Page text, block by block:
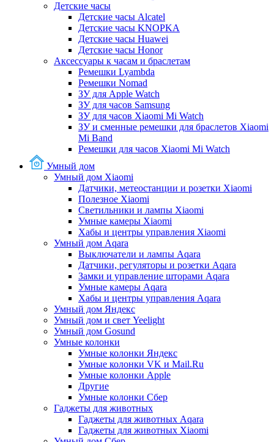
Детские часы
Детские часы Alcatel
Детские часы KNOPKA
Детские часы Huawei
Детские часы Honor
Аксессуары к часам и браслетам
Ремешки Lyambda
Ремешки Nomad
ЗУ для Apple Watch
ЗУ для часов Samsung
ЗУ для часов Xiaomi Mi Watch
ЗУ и сменные ремешки для браслетов Xiaomi
Mi Band
Ремешки для часов Xiaomi Mi Watch
Умный дом
Умный дом Xiaomi
Датчики, метеостанции и розетки Xiaomi
Полезное Xiaomi
Светильники и лампы Xiaomi
Умные камеры Xiaomi
Хабы и центры управления Xiaomi
Умный дом Aqara
Выключатели и лампы Aqara
Датчики, регуляторы и розетки Aqara
Замки и управление шторами Aqara
Умные камеры Aqara
Хабы и центры управления Aqara
Умный дом Яндекс
Умный дом и свет Yeelight
Умный дом Gosund
Умные колонки
Умные колонки Яндекс
Умные колонки VK и Mail.Ru
Умные колонки Apple
Другие
Умные колонки Сбер
Гаджеты для животных
Гаджеты для животных Aqara
Гаджеты для животных Xiaomi